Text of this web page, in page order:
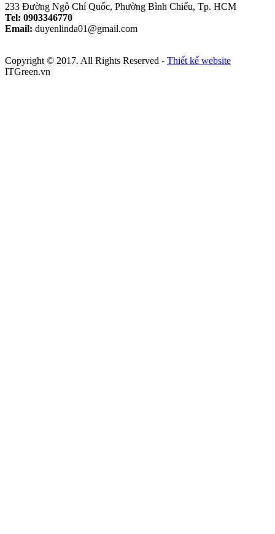
233 Đường Ngô Chí Quốc, Phường Bình Chiểu, Tp. HCM
Tel: 0903346770
Email: duyenlinda01@gmail.com
Copyright © 2017. All Rights Reserved - Thiết kế website
ITGreen.vn